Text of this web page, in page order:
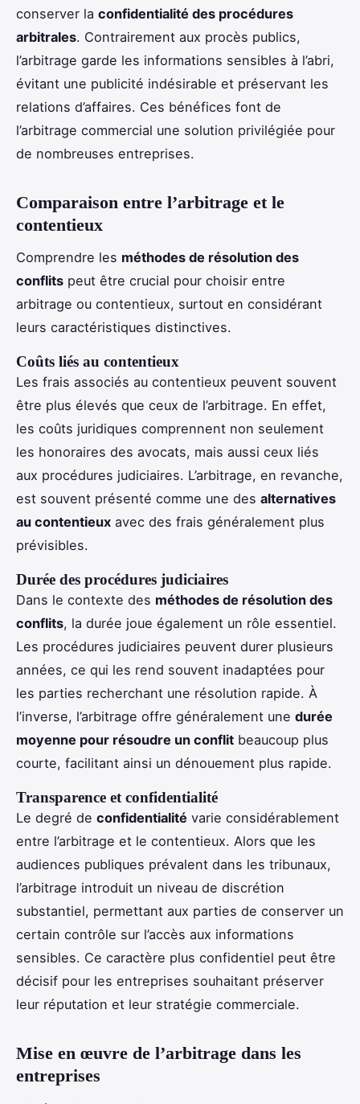
conserver la confidentialité des procédures
arbitrales. Contrairement aux procès publics,
l’arbitrage garde les informations sensibles à l’abri,
évitant une publicité indésirable et préservant les
relations d’affaires. Ces bénéfices font de
l’arbitrage commercial une solution privilégiée pour
de nombreuses entreprises.
Comparaison entre l’arbitrage et le
contentieux
Comprendre les méthodes de résolution des
conflits peut être crucial pour choisir entre
arbitrage ou contentieux, surtout en considérant
leurs caractéristiques distinctives.
Coûts liés au contentieux
Les frais associés au contentieux peuvent souvent
être plus élevés que ceux de l’arbitrage. En effet,
les coûts juridiques comprennent non seulement
les honoraires des avocats, mais aussi ceux liés
aux procédures judiciaires. L’arbitrage, en revanche,
est souvent présenté comme une des alternatives
au contentieux avec des frais généralement plus
prévisibles.
Durée des procédures judiciaires
Dans le contexte des méthodes de résolution des
conflits, la durée joue également un rôle essentiel.
Les procédures judiciaires peuvent durer plusieurs
années, ce qui les rend souvent inadaptées pour
les parties recherchant une résolution rapide. À
l’inverse, l’arbitrage offre généralement une durée
moyenne pour résoudre un conflit beaucoup plus
courte, facilitant ainsi un dénouement plus rapide.
Transparence et confidentialité
Le degré de confidentialité varie considérablement
entre l’arbitrage et le contentieux. Alors que les
audiences publiques prévalent dans les tribunaux,
l’arbitrage introduit un niveau de discrétion
substantiel, permettant aux parties de conserver un
certain contrôle sur l’accès aux informations
sensibles. Ce caractère plus confidentiel peut être
décisif pour les entreprises souhaitant préserver
leur réputation et leur stratégie commerciale.
Mise en œuvre de l’arbitrage dans les
entreprises